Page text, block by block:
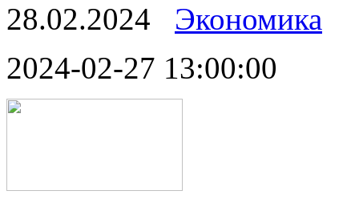
28.02.2024
Экономика
2024-02-27 13:00:00